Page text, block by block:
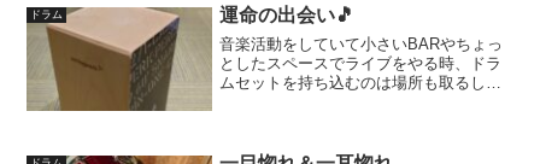
ン、ドン家では空き缶を叩...
ドラム 運命の出会い🎵
音楽活動をしていて小さいBARやちょっ
としたスペースでライブをやる時、ドラ
ムセットを持ち込むのは場所も取るし、
つ！そのカホンを買おう...